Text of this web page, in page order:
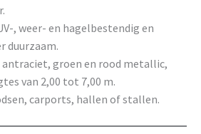
, weer- en hagelbestendig en
duurzaam.
groen en rood metallic,
van 2,00 tot 7,00 m.
carports, hallen of stallen.